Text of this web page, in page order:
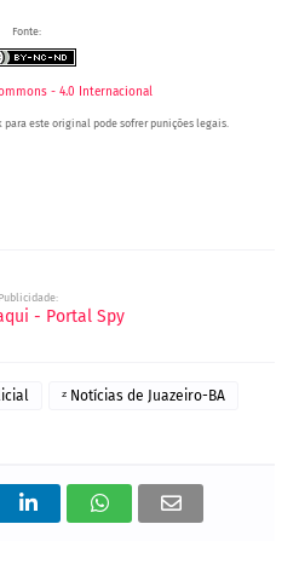
Fonte:
- 4.0 Internacional
este original pode sofrer punições legais.
Publicidade:
ᶻ Notícias de Juazeiro-BA